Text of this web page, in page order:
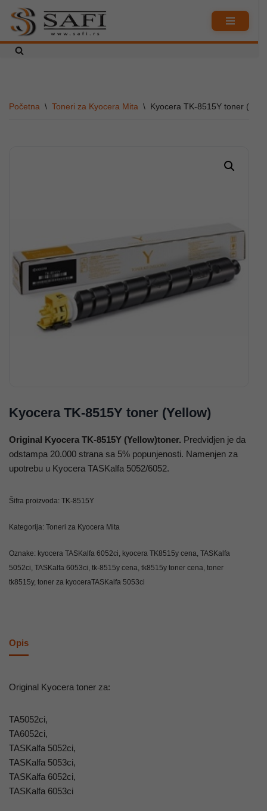
Skoči
na
Početna \ Toneri za Kyocera Mita \ Kyocera TK-8515Y toner
Kyocera TK-8515Y toner (Yellow)
Original Kyocera TK-8515Y (Yellow)toner. Predvidjen je da
odstampa 20.000 strana sa 5% popunjenosti. Namenjen za
upotrebu u Kyocera TASKalfa 5052/6052.
Šifra proizvoda: TK-8515Y
Kategorija: Toneri za Kyocera Mita
Oznake: kyocera TASKalfa 6052ci, kyocera TK8515y cena, TASKalfa
5052ci, TASKalfa 6053ci, tk-8515y cena, tk8515y toner cena, toner
tk8515y, toner za kyoceraTASKalfa 5053ci
Opis
Original Kyocera toner za:
TA5052ci,
TA6052ci,
TASKalfa 5052ci,
TASKalfa 5053ci,
TASKalfa 6052ci,
TASKalfa 6053ci